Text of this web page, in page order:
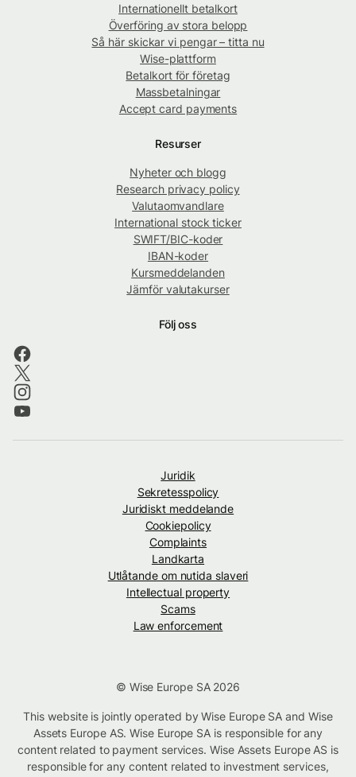
Internationellt betalkort
Överföring av stora belopp
Så här skickar vi pengar – titta nu
Wise-plattform
Betalkort för företag
Massbetalningar
Accept card payments
Resurser
Nyheter och blogg
Research privacy policy
Valutaomvandlare
International stock ticker
SWIFT/BIC-koder
IBAN-koder
Kursmeddelanden
Jämför valutakurser
Följ oss
Juridik
Sekretesspolicy
Juridiskt meddelande
Cookiepolicy
Complaints
Landkarta
Utlåtande om nutida slaveri
Intellectual property
Scams
Law enforcement
© Wise Europe SA 2026
This website is jointly operated by Wise Europe SA and Wise
Assets Europe AS. Wise Europe SA is responsible for any
content related to payment services. Wise Assets Europe AS is
responsible for any content related to investment services,